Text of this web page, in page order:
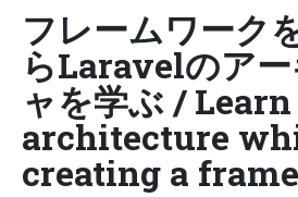
フレームワーク
らLaravelのア
ャを学ぶ /
architecture
creating a